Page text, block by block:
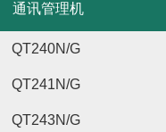
通讯管理机
QT240N/G
QT241N/G
QT243N/G